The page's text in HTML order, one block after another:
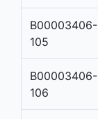
B00003406-
105
B00003406-
106